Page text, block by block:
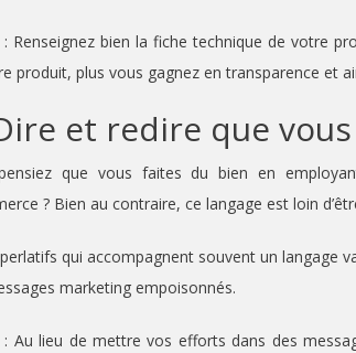
: Renseignez bien la fiche technique de votre
produit, plus vous gagnez en transparence et
et redire que
que vous faites du bien en
? Bien au contraire, ce langage est loin
qui accompagnent souvent un langage
marketing empoisonnés.
: Au lieu de mettre vos efforts dans des